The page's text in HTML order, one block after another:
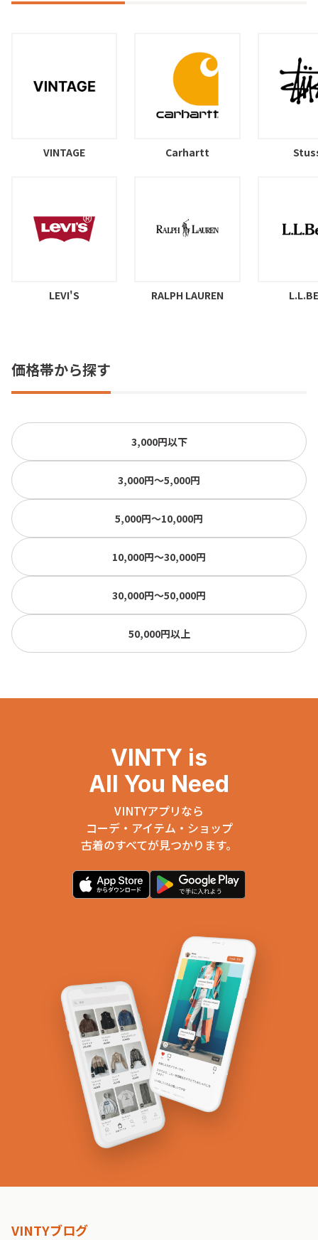
VINTAGE Carhartt
LEVI'S RALPH LAUREN
価格帯から探す
3,000円以下
3,000円〜5,000円
5,000円〜10,000円
10,000円〜30,000円
30,000円〜50,000円
50,000円以上
VINTY is
All You Need
VINTYアプリなら
コーデ・アイテム・ショップ
古着のすべてが見つかります。
VINTYブログ